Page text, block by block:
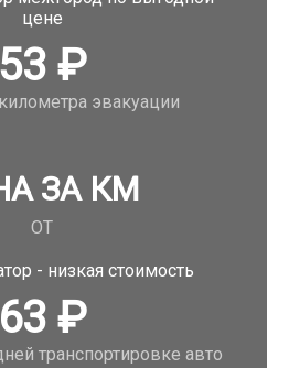
53₽
эвакуации
ЗА КМ
ОТ
63₽
транспортировке авто